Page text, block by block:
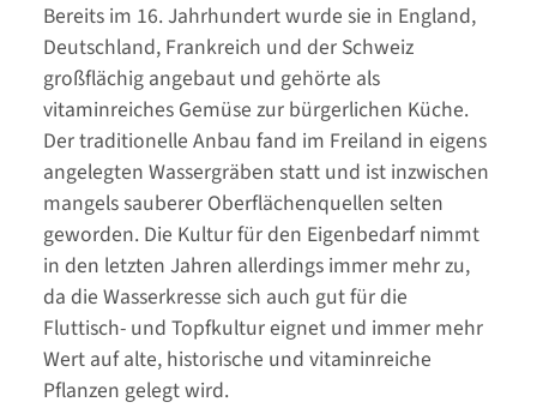
Bereits im 16. Jahrhundert wurde sie in England,
Deutschland, Frankreich und der Schweiz
großflächig angebaut und gehörte als
vitaminreiches Gemüse zur bürgerlichen Küche.
Der traditionelle Anbau fand im Freiland in eigens
angelegten Wassergräben statt und ist inzwischen
mangels sauberer Oberflächenquellen selten
geworden. Die Kultur für den Eigenbedarf nimmt
in den letzten Jahren allerdings immer mehr zu,
da die Wasserkresse sich auch gut für die
Fluttisch- und Topfkultur eignet und immer mehr
Wert auf alte, historische und vitaminreiche
Pflanzen gelegt wird.